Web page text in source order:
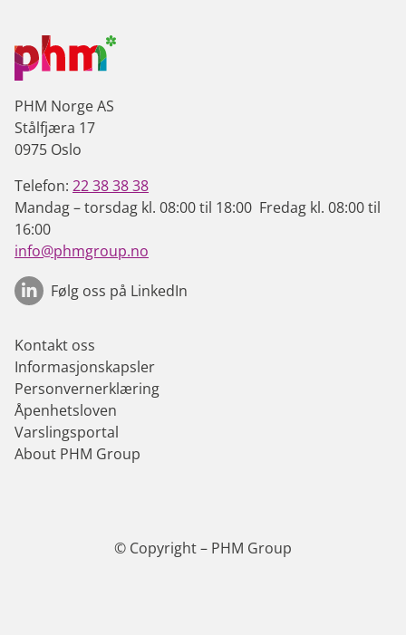
PHM Norge AS
Stålfjæra 17
0975 Oslo
Telefon: 22 38 38 38
Mandag – torsdag kl. 08:00 til 18:00 Fredag kl. 08:00 til
16:00
info@phmgroup.no
Følg oss på LinkedIn
Kontakt oss
Informasjonskapsler
Personvernerklæring
Åpenhetsloven
Varslingsportal
About PHM Group
© Copyright – PHM Group